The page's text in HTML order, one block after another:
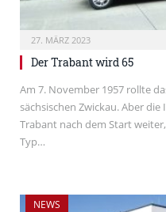
27. MÄRZ 2023
Der Trabant wird 65
Am 7. November 1957 rollte
sächsischen Zwickau. Aber
Trabant nach dem Start
Typ…
NEWS